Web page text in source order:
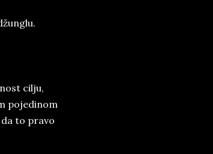
cilju,
pojedinom
to pravo